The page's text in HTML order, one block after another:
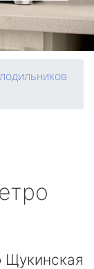
Щукинская